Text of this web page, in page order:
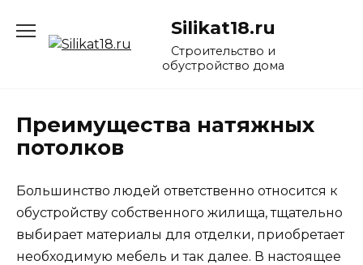
содержанию
Silikat18.ru
Строительство и
обустройство дома
Преимущества натяжных
потолков
Большинство людей ответственно относится к
обустройству собственного жилища, тщательно
выбирает материалы для отделки, приобретает
необходимую мебель и так далее. В настоящее